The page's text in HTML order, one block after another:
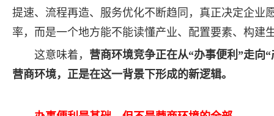
提速、流程再造、服务优化不断趋同，真正决定企业
率，而是一个地方能不能读懂产业、配置要素、构建
这意味着， 营商环境竞争正在从“办事便利”走向
营商环境，正是在这一背景下形成的新逻辑。